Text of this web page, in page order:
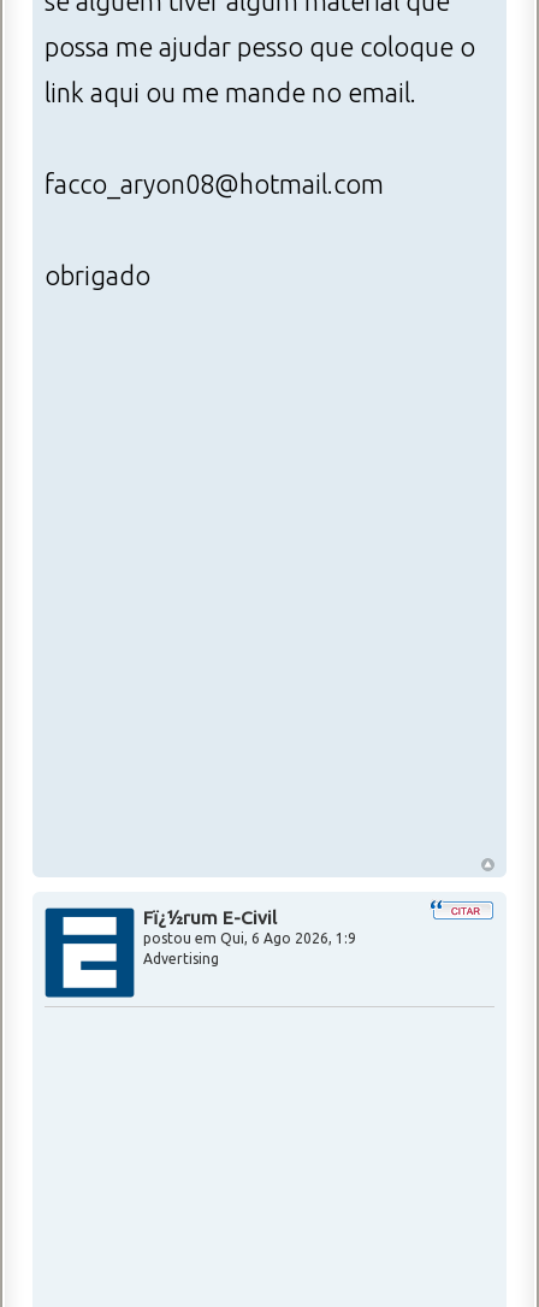
possa me ajudar pesso que coloque o
link aqui ou me mande no email.
facco_aryon08@hotmail.com
obrigado
Fï¿½rum E-Civil
postou em Qui, 6 Ago 2026, 1:9
Advertising